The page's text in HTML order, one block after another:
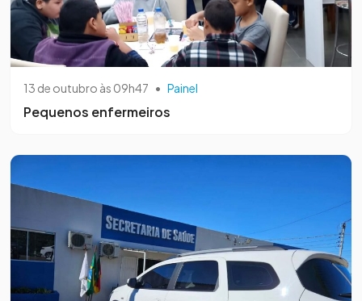
13 de outubro às 09h47 • Painel
Pequenos enfermeiros